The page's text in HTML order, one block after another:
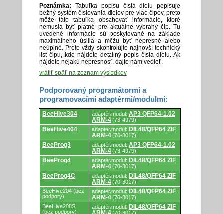
Poznámka: Tabuľka popisu čísla dielu popisuje
bežný systém číslovania dielov pre viac čipov, preto
môže táto tabuľka obsahovať informácie, ktoré
nemusia byť platné pre aktuálne vybraný čip. Tu
uvedené informácie sú poskytované na základe
maximálneho úsilia a môžu byť nepresné alebo
neúplné. Preto vždy skontrolujte najnovší technický
list čipu, kde nájdete detailný popis čísla dielu. Ak
nájdete nejakú nepresnosť, dajte nám vedieť.
vrátiť späť na zoznam výsledkov
Podporovaný programátormi a
programovacími adaptérmi/modulmi:
Podporovaný
programátormi
a
programovacími
adaptérmi/modulmi.
BeeHive304 adaptér/modul: AP3 QFP64-1.02
ARM-4 (73-4979)
BeeHive404 adaptér/modul: DIL48/QFP64 ZIF
ARM-4 (70-3017)
BeeProg3 adaptér/modul: AP3 QFP64-1.02
ARM-4 (73-4979)
BeeProg4 adaptér/modul: DIL48/QFP64 ZIF
ARM-4 (70-3017)
BeeProg4C adaptér/modul: DIL48/QFP64 ZIF
ARM-4 (70-3017)
BeeHive204 (bez
podpory)
adaptér/modul: DIL48/QFP64 ZIF
ARM-4 (70-3017)
BeeHive208S
(bez podpory)
adaptér/modul: DIL48/QFP64 ZIF
ARM-4 (70-3017)